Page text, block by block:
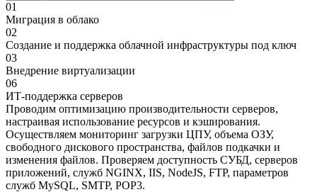
01
Миграция в облако
02
Создание и поддержка облачной инфраструктуры под ключ
03
Внедрение виртуализации
06
ИТ-поддержка серверов
Проводим оптимизацию производительности серверов,
настраивая использование ресурсов и кэширования.
Осуществляем мониторинг загрузки ЦПУ, объема ОЗУ,
свободного дискового пространства, файлов подкачки и
изменения файлов. Проверяем доступность СУБД, серверов
приложений, служб NGINX, IIS, NodeJS, FTP, параметров
служб MySQL, SMTP, POP3.